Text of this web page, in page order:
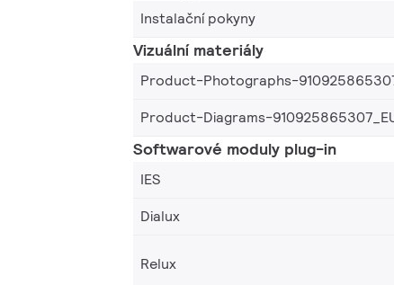
Instalační pokyny
Vizuální materiály
Product-Photographs-
Product-Diagrams-
Softwarové moduly plug-in
IES
Dialux
Relux